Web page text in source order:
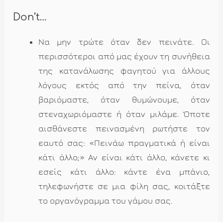
Don’t…
Να μην τρώτε όταν δεν πεινάτε. Οι
περισσότεροι από μας έχουν τη συνήθεια
της κατανάλωσης φαγητού για άλλους
λόγους εκτός από την πείνα, όταν
βαριόμαστε, όταν θυμώνουμε, όταν
στεναχωριόμαστε ή όταν μιλάμε. Όποτε
αισθάνεστε πεινασμένη ρωτήστε τον
εαυτό σας: «Πεινάω πραγματικά ή είναι
κάτι άλλο;» Αν είναι κάτι άλλο, κάνετε κι
εσείς κάτι άλλο: κάντε ένα μπάνιο,
τηλεφωνήστε σε μια φίλη σας, κοιτάξτε
το οργανόγραμμα του γάμου σας.